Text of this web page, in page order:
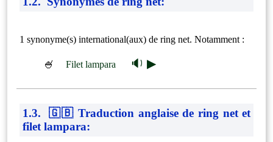
1 synonyme(s) international(aux) de ring net. Notamment :
🍧 Filet lampara 🔉 ▶
1.3. 🇬🇧 Traduction anglaise de ring net et
filet lampara: